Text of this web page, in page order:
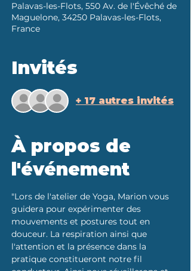
Palavas-les-Flots, 550 Av. de l'Évêché de
Maguelone, 34250 Palavas-les-Flots,
France
Invités
+ 17 autres invités
À propos de
l'événement
"Lors de l'atelier de Yoga, Marion vous
guidera pour expérimenter des
mouvements et postures tout en
douceur. La respiration ainsi que
l'attention et la présence dans la
pratique constitueront notre fil